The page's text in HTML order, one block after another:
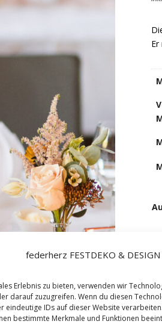
federherz FESTDEKO &
Erlebnis zu bieten, verwenden wir
darauf zuzugreifen. Wenn du diesen
eindeutige IDs auf dieser Website
bestimmte Merkmale und Funktionen
•
2